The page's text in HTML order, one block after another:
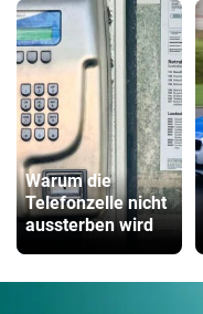
Warum die
Telefonzelle nicht
aussterben wird